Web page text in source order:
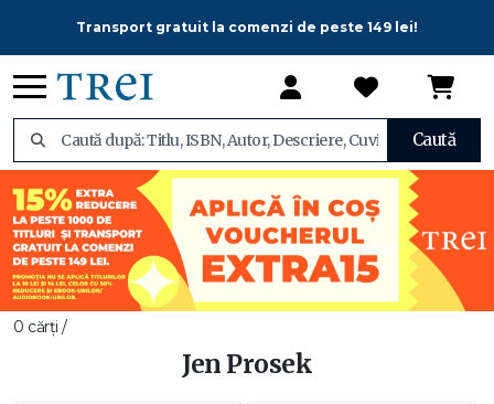
Transport gratuit la comenzi de peste 149 lei!
Caută
0 cărți /
Jen Prosek